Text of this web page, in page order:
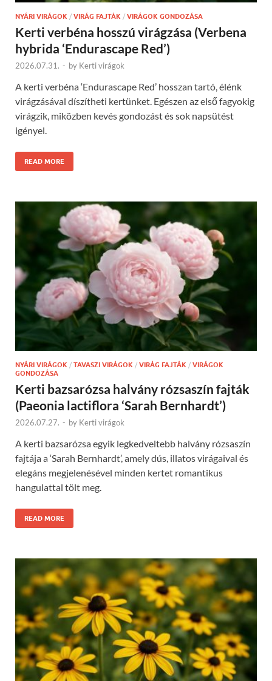
NYÁRI VIRÁGOK / VIRÁG FAJTÁK / VIRÁGOK GONDOZÁSA
Kerti verbéna hosszú virágzása (Verbena
hybrida ‘Endurascape Red’)
2026.07.31. - by Kerti virágok
A kerti verbéna ‘Endurascape Red’ hosszan tartó, élénk
virágzásával díszítheti kertünket. Egészen az első fagyokig
virágzik, miközben kevés gondozást és sok napsütést
igényel.
READ MORE
NYÁRI VIRÁGOK / TAVASZI VIRÁGOK / VIRÁG FAJTÁK / VIRÁGOK
GONDOZÁSA
Kerti bazsarózsa halvány rózsaszín fajták
(Paeonia lactiflora ‘Sarah Bernhardt’)
2026.07.27. - by Kerti virágok
A kerti bazsarózsa egyik legkedveltebb halvány rózsaszín
fajtája a ‘Sarah Bernhardt’, amely dús, illatos virágaival és
elegáns megjelenésével minden kertet romantikus
hangulattal tölt meg.
READ MORE